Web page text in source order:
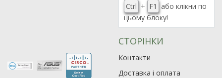
974
90
Ctrl + F1
або клікни по
цьому блоку!
СТОРІНКИ
Контакти
Доставка і оплата